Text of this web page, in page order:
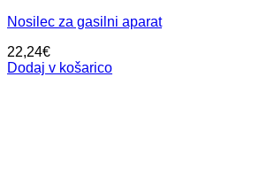
Nosilec za gasilni aparat
22,24€
Dodaj v košarico